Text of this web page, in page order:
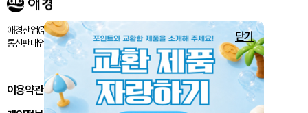
① 2022년 10월~2023년 AK LOVER 신규회원
② 2023년 AK LOVER 휴면회원(마지막 로그인 날짜가
11개월 이전 회원)에서 일반회원 전환
③ AK LOVER 홈페이지 가입 5년 이상 회원
◾ 체험 제품:
홈백신 주방용/욕실용 세정제 600ml 각 2개 (총 4개)
닫기
애경산업㈜ 서울시 마포구 양화로 188 / 고객센터:080-024-1357
통신판매업신고번호 : 제 2018-서울마포-1843호
이용약관